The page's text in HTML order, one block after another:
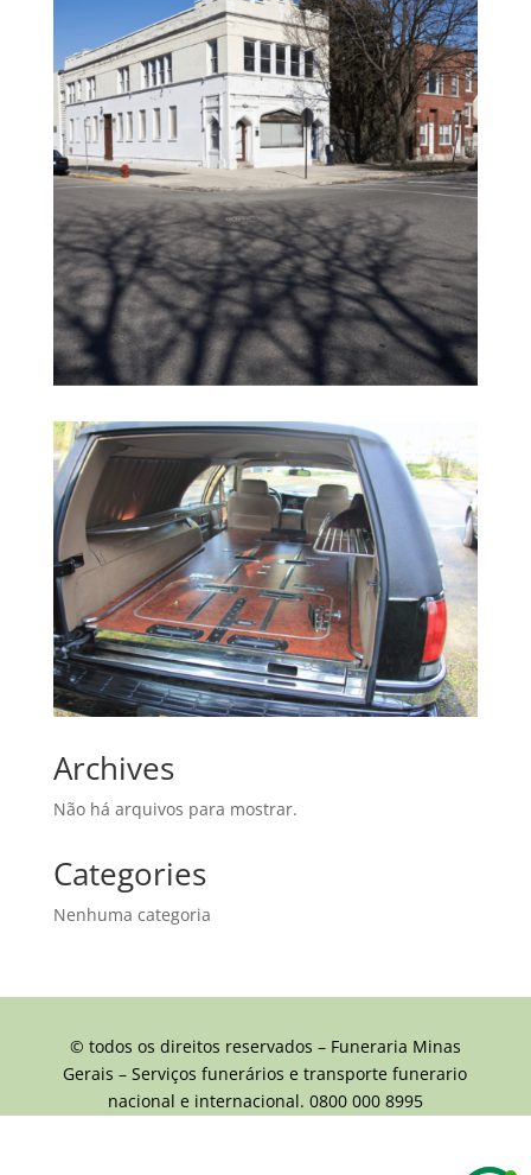
Archives
Não há arquivos para mostrar.
Categories
Nenhuma categoria
© todos os direitos reservados – Funeraria Minas
Gerais – Serviços funerários e transporte funerario
nacional e internacional. 0800 000 8995